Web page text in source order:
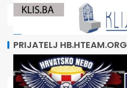
PRIJATELJ HB.HTEAM.ORG